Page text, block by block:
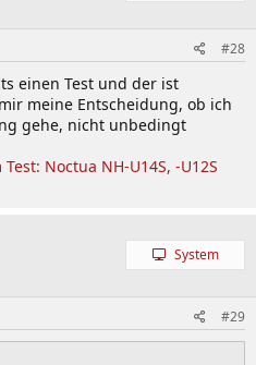
#28
einen Test und der ist
meine Entscheidung, ob ich
gehe, nicht unbedingt
Noctua NH-U14S, -U12S
System
#29